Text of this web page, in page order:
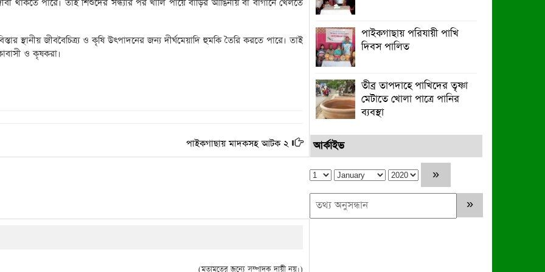
থাকতে পারে। তাই শিশুদের সন্ধ্যার পর খালি পায়ে বাড়ির আঙিনায় বা বাগানে খেলতে
স্থানীয় জীববৈচিত্র্য ও কৃষি উৎপাদনের জন্য দীর্ঘমেয়াদি হুমকি তৈরি করতে পারে। তাই
ও কৃষকরা।
পাইকগাছায় মাদকসহ আটক ২
পাইকগাছায় পরিযায়ী পাখি
দিবস পালিত
তীব্র তাপদাহে পাখিদের তৃষ্ণা
মেটাতে খোলা পাত্রে পানির
ব্যবস্থা
আর্কাইভ
(মতামতের জন্যে সম্পাদক দায়ী নয়।)